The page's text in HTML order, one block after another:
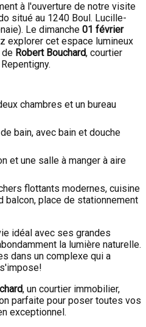
à l'ouverture de notre visite
situé au 1240 Boul. Lucille-
Le dimanche 01 février
explorer cet espace lumineux
de Robert Bouchard, courtier
chambres et un bureau
bain, avec bain et douche
et une salle à manger à aire
flottants modernes, cuisine
balcon, place de stationnement
idéal avec ses grandes
la lumière naturelle.
dans un complexe qui a
, un courtier immobilier,
parfaite pour poser toutes vos
exceptionnel.